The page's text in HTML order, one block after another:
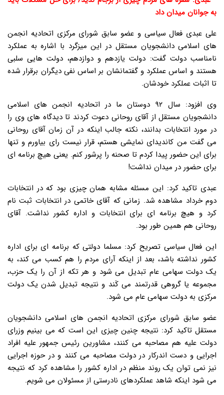
به جوانان میدان داد
علی عبدی فعال سیاسی و عضو سابق شورای مرکزی اتحادیه انجمن
های اسلامی دانشجویان مستقل در این میزگرد با اشاره به عملکرد
نامناسب دولت گفت: دولت یازدهم و دوازدهم، دولت هایی سلبی
هستند و اساس عملکرد و گفتمانشان بر اساس نفی دیگران برقرار شده
تا اثبات عملکرد خودشان.
وی افزود: سال ۹۲ دوستان ما در اتحادیه انجمن های اسلامی
دانشجویان مستقل از آقای روحانی دعوت کردند تا دیدگاه های وی را
در مورد انتخابات بدانند، نکته جالب اینکه در آن زمان آقای روحانی
می گفت من کاندیدای نمایشی هستم، قرار نیست رای بیاورم و تنها
برای این حضور پیدا کردم تا صحنه را پرشور کنم. یعنی هیچ برنامه ای
برای حضور در میدان نداشت!
عبدی تاکید کرد: این مسئله مشابه همان چیزی بود که در انتخابات
دوم خرداد مشاهده شد. زمانی که آقای خاتمی در انتخابات ثبت نام
کرد و هیچ برنامه ای برای انتخابات و اداره کشور نداشت. آقای
روحانی هم همین طور بود.
این فعال سیاسی تصریح کرد: مسلما دولتی که برنامه ای برای اداره
کشور نداشته باشد، بعد از اینکه آرای مردم را هم کسب می کند، به
یک دولت سهامی عام تبدیل می شود و هر تکه از آن را یک حزب،
مجموعه یا گروهی قدرتمند می کَند و نتیجه تبدیل شدن یک دولت
مرکزی به دولت سهامی عام می شود.
عضو سابق شورای مرکزی اتحادیه انجمن های اسلامی دانشجویان
مستقل تاکید کرد: نتیجه چنین چیزی این است که می بینیم وزرای
دولت علیه هم مصاحبه می کنند، مشاورین رئیس جمهور علیه افراد
اجرایی و دست اندرکار در دولت مصاحبه می کنند و در حوزه اجرایی
نیز نمی توان یک روند منظم در اداره کشور را مشاهده کرد که نتیجه
می شود اینکه شاهد عملکردهای نادرستی از مسئولان می شویم.